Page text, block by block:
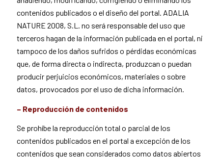
contenidos publicados o el diseño del portal. ADALIA
NATURE 2008, S.L. no será responsable del uso que
terceros hagan de la información publicada en el portal, ni
tampoco de los daños sufridos o pérdidas económicas
que, de forma directa o indirecta, produzcan o puedan
producir perjuicios económicos, materiales o sobre
datos, provocados por el uso de dicha información.
– Reproducción de contenidos
Se prohíbe la reproducción total o parcial de los
contenidos publicados en el portal a excepción de los
contenidos que sean considerados como datos abiertos